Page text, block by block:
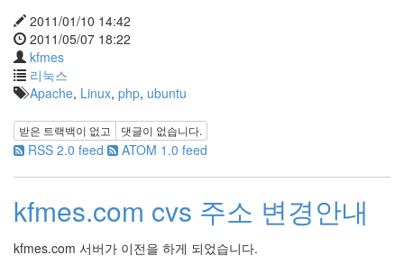
2011/01/10 14:42
2011/05/07 18:22
kfmes
리눅스
Apache, Linux, php, ubuntu
받은 트랙백이 없고 댓글이 없습니다.
RSS 2.0 feed ATOM 1.0 feed
kfmes.com cvs 주소 변경안내
kfmes.com 서버가 이전을 하게 되었습니다.